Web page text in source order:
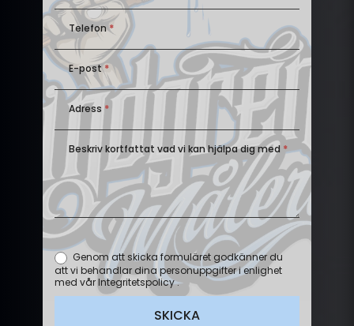
Telefon*
E-post*
Adress *
Beskriv kortfattat vad vi kan hjälpa dig med *
Genom att skicka formuläret godkänner du
att vi behandlar dina personuppgifter i enlighet
med vår Integritetspolicy .
SKICKA